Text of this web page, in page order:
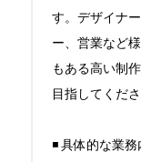
す。デザイナ
ー、営業など
もある高い制
目指してくださ
◾️ 具体的な業務